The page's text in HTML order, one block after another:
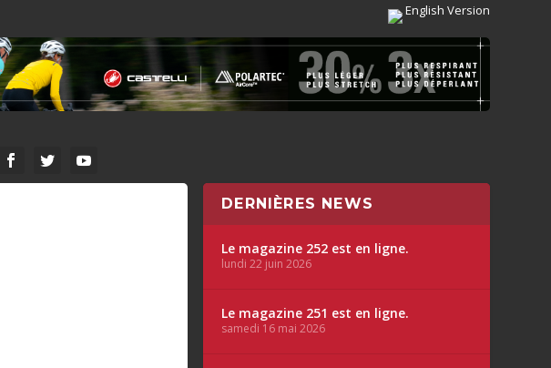
English Version
DERNIÈRES NEWS
Le magazine 252 est en ligne.
lundi 22 juin 2026
Le magazine 251 est en ligne.
samedi 16 mai 2026